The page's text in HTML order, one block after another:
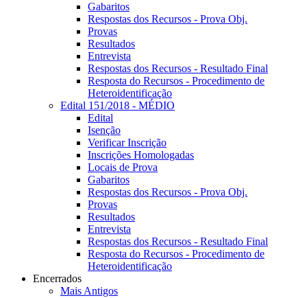
Gabaritos
Respostas dos Recursos - Prova Obj.
Provas
Resultados
Entrevista
Respostas dos Recursos - Resultado Final
Resposta do Recursos - Procedimento de
Heteroidentificação
Edital 151/2018 - MÉDIO
Edital
Isenção
Verificar Inscrição
Inscrições Homologadas
Locais de Prova
Gabaritos
Respostas dos Recursos - Prova Obj.
Provas
Resultados
Entrevista
Respostas dos Recursos - Resultado Final
Resposta do Recursos - Procedimento de
Heteroidentificação
Encerrados
Mais Antigos